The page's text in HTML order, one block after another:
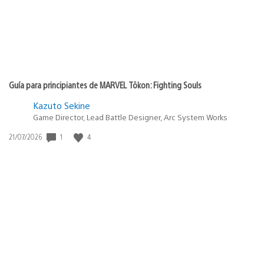
Guía para principiantes de MARVEL Tōkon: Fighting Souls
Kazuto Sekine
Game Director, Lead Battle Designer, Arc System Works
Fecha
21/07/2026 1 4